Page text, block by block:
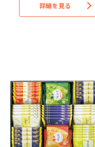
詳細を見る